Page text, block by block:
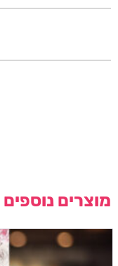
מוצרים נוספים